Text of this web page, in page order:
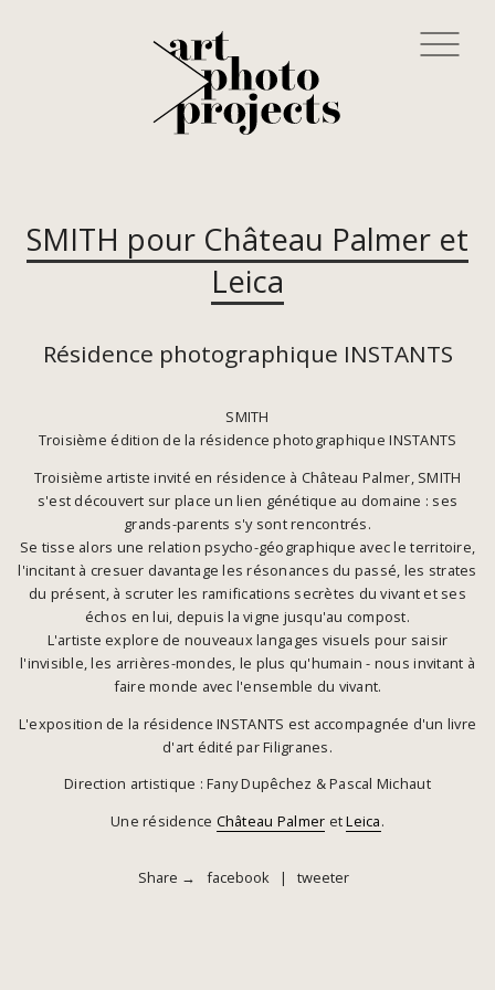
SMITH pour Château Palmer et
Leica
Résidence photographique INSTANTS
SMITH
Troisième édition de la résidence photographique INSTANTS
Troisième artiste invité en résidence à Château Palmer, SMITH
s'est découvert sur place un lien génétique au domaine : ses
grands-parents s'y sont rencontrés.
Se tisse alors une relation psycho-géographique avec le territoire,
l'incitant à cresuer davantage les résonances du passé, les strates
du présent, à scruter les ramifications secrètes du vivant et ses
échos en lui, depuis la vigne jusqu'au compost.
L'artiste explore de nouveaux langages visuels pour saisir
l'invisible, les arrières-mondes, le plus qu'humain - nous invitant à
faire monde avec l'ensemble du vivant.
L'exposition de la résidence INSTANTS est accompagnée d'un livre
d'art édité par Filigranes.
Direction artistique : Fany Dupêchez & Pascal Michaut
Une résidence Château Palmer etLeica.
Share → facebook | tweeter